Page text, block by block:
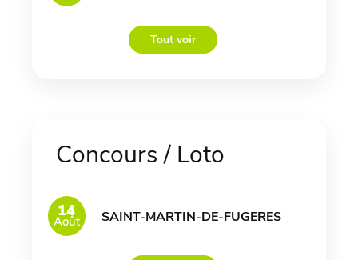
Tout voir
Concours / Loto
14
Août SAINT-MARTIN-DE-FUGERES